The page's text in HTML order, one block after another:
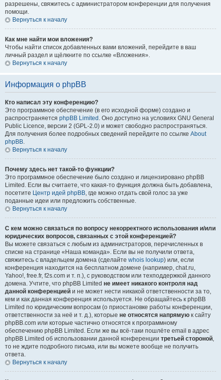
разрешены, свяжитесь с администратором конференции для получения
помощи.
Вернуться к началу
Как мне найти мои вложения?
Чтобы найти список добавленных вами вложений, перейдите в ваш
личный раздел и щёлкните по ссылке «Вложения».
Вернуться к началу
Информация о phpBB
Кто написал эту конференцию?
Это программное обеспечение (в его исходной форме) создано и
распространяется phpBB Limited . Оно доступно на условиях GNU General
Public Licence, версии 2 (GPL-2.0) и может свободно распространяться.
Для получения более подробных сведений перейдите по ссылке About
phpBB.
Вернуться к началу
Почему здесь нет такой-то функции?
Это программное обеспечение было создано и лицензировано phpBB
Limited. Если вы считаете, что какая-то функция должна быть добавлена,
посетите Центр идей phpBB, где можно отдать свой голос за уже
поданные идеи или предложить собственные.
Вернуться к началу
С кем можно связаться по вопросу некорректного использования и/или
юридических вопросов, связанных с этой конференцией?
Вы можете связаться с любым из администраторов, перечисленных в
списке на странице «Наша команда». Если вы не получили ответа,
свяжитесь с владельцем домена (сделайте whois lookup) или, если
конференция находится на бесплатном домене (например, chat.ru,
Yahoo!, free.fr, f2s.com и т. п.), с руководством или техподдержкой данного
домена. Учтите, что phpBB Limited не имеет никакого контроля над
данной конференцией и не может нести никакой ответственности за то,
кем и как данная конференция используется. Не обращайтесь к phpBB
Limited по юридическим вопросам (о приостановке работы конференции,
ответственности за неё и т. д.), которые не относятся напрямую к сайту
phpBB.com или которые частично относятся к программному
обеспечению phpBB Limited. Если же вы всё-таки пошлёте email в адрес
phpBB Limited об использовании данной конференции третьей стороной,
то не ждите подробного письма, или вы можете вообще не получить
ответа.
Вернуться к началу